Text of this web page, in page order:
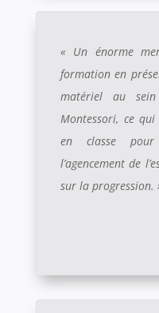
« Un énorme
formation en
matériel au sein
Montessori, ce
en classe pour
l’agencement de
sur la progression.